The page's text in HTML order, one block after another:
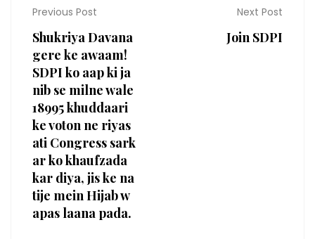
Previous Post
Shukriya Davana
gere ke awaam!
SDPI ko aap ki ja
nib se milne wale
18995 khuddaari
ke voton ne riyas
ati Congress sark
ar ko khaufzada
kar diya, jis ke na
tije mein Hijab w
apas laana pada.
Next Post
Join SDPI